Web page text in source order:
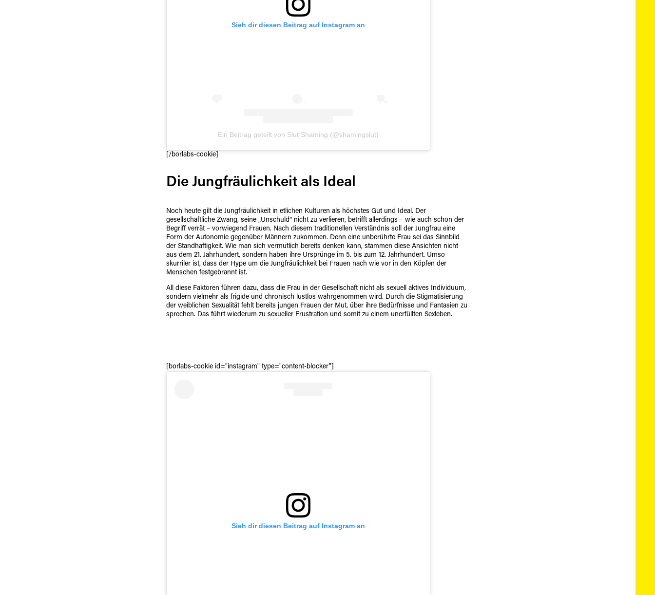
Sieh dir diesen Beitrag auf Instagram an
Ein Beitrag geteilt von Slut Shaming (@shamingslut)
[/borlabs-cookie]
Die Jungfräulichkeit als Ideal
Noch heute gilt die Jungfräulichkeit in etlichen Kulturen als höchstes Gut und Ideal. Der
gesellschaftliche Zwang, seine „Unschuld“ nicht zu verlieren, betrifft allerdings – wie auch schon der
Begriff verrät – vorwiegend Frauen. Nach diesem traditionellen Verständnis soll der Jungfrau eine
Form der Autonomie gegenüber Männern zukommen. Denn eine unberührte Frau sei das Sinnbild
der Standhaftigkeit. Wie man sich vermutlich bereits denken kann, stammen diese Ansichten nicht
aus dem 21. Jahrhundert, sondern haben ihre Ursprünge im 5. bis zum 12. Jahrhundert. Umso
skurriler ist, dass der Hype um die Jungfräulichkeit bei Frauen nach wie vor in den Köpfen der
Menschen festgebrannt ist.
All diese Faktoren führen dazu, dass die Frau in der Gesellschaft nicht als sexuell aktives Individuum,
sondern vielmehr als frigide und chronisch lustlos wahrgenommen wird. Durch die Stigmatisierung
der weiblichen Sexualität fehlt bereits jungen Frauen der Mut, über ihre Bedürfnisse und Fantasien zu
sprechen. Das führt wiederum zu sexueller Frustration und somit zu einem unerfüllten Sexleben.
[borlabs-cookie id="instagram" type="content-blocker"]
Sieh dir diesen Beitrag auf Instagram an